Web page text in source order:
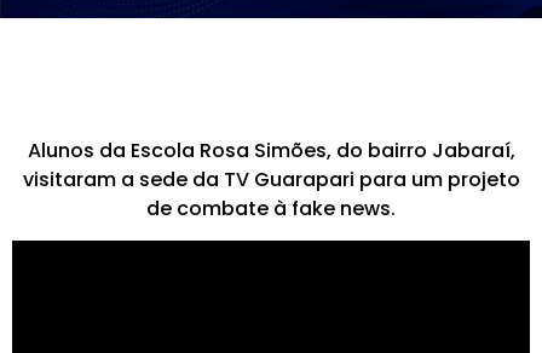
Alunos da Escola Rosa Simões, do bairro Jabaraí,
visitaram a sede da TV Guarapari para um projeto
de combate à fake news.